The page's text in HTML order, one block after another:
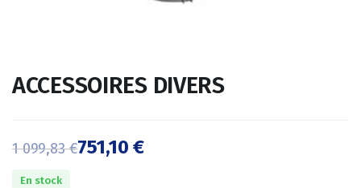
ACCESSOIRES DIVERS
1 099,83€751,10€
En stock